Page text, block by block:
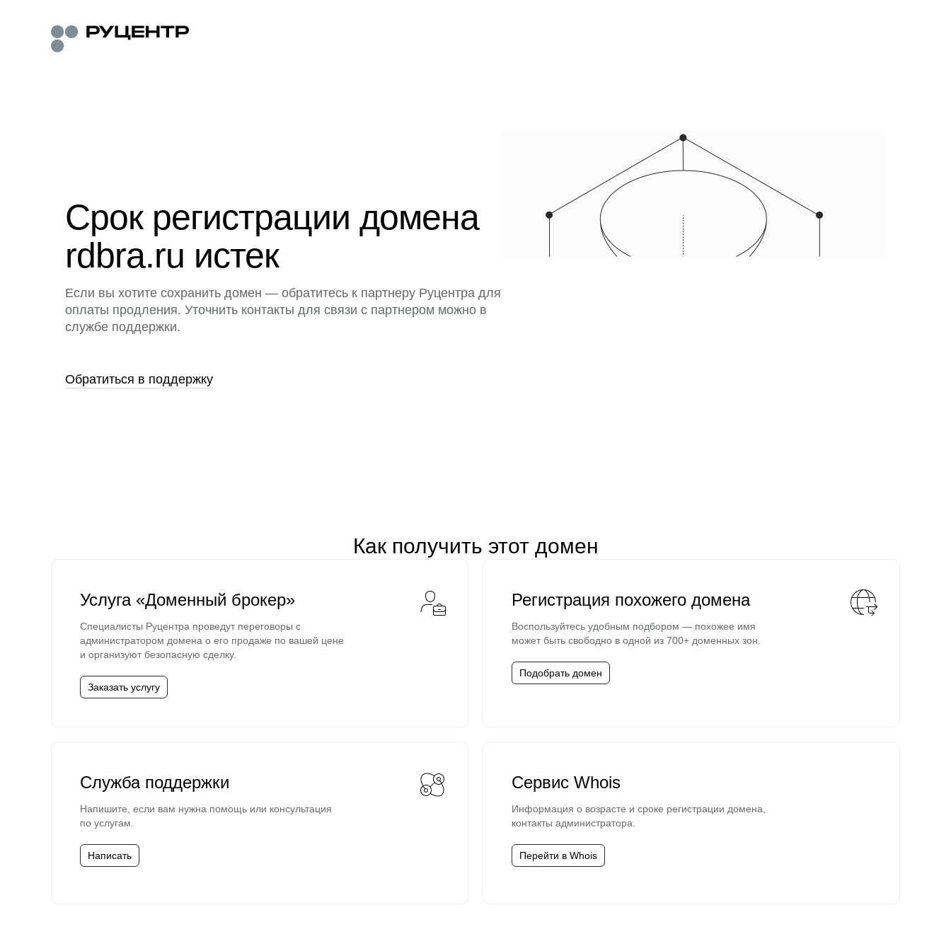
Срок регистрации домена
rdbra.ru истек
Если вы хотите сохранить домен — обратитесь к партнеру Руцентра для
оплаты продления. Уточнить контакты для связи с партнером можно в
службе поддержки.
Обратиться в поддержку
Как получить этот домен
Услуга «Доменный брокер»
Специалисты Руцентра проведут переговоры с
администратором домена о его продаже по вашей цене
и организуют безопасную сделку.
Заказать услугу
Регистрация похожего домена
Воспользуйтесь удобным подбором — похожее имя
может быть свободно в одной из 700+ доменных зон.
Подобрать домен
Служба поддержки
Напишите, если вам нужна помощь или консультация
по услугам.
Написать
Сервис Whois
Информация о возрасте и сроке регистрации домена,
контакты администратора.
Перейти в Whois